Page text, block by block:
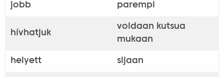
jobb parempi
hívhatjuk
voidaan kutsua
mukaan
helyett sijaan